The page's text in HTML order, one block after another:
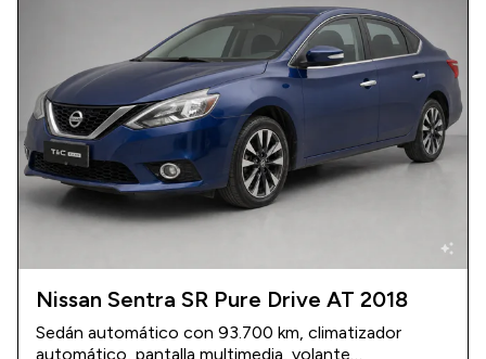
auto_awesome
2018 93.700 km
Nissan Sentra SR Pure Drive AT 2018
Sedán automático con 93.700 km, climatizador
automático, pantalla multimedia, volante